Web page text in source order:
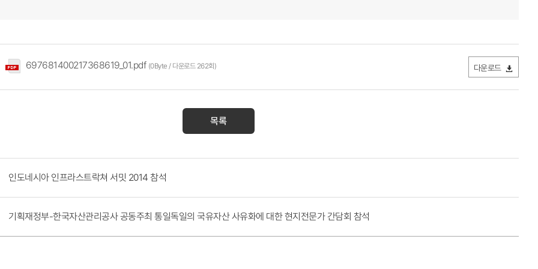
697681400217368619_01.pdf (0Byte / 다운로드 262회) 다운로드
목록
인도네시아 인프라스트락쳐 서밋 2014 참석
기획재정부-한국자산관리공사 공동주최 통일독일의 국유자산 사유화에 대한 현지전문가 간담회 참석